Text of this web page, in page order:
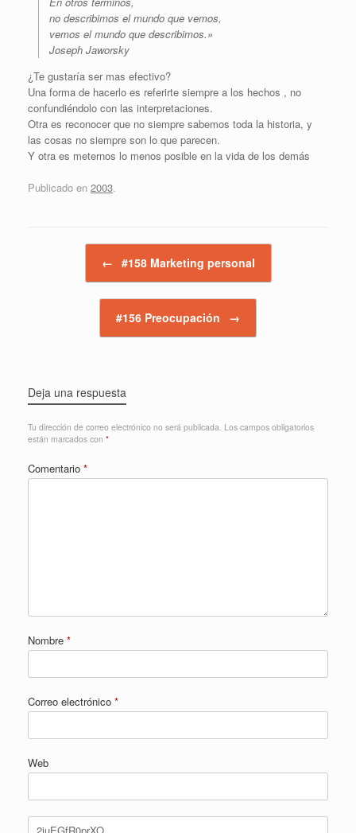
no describimos el mundo que vemos,
vemos el mundo que describimos.»
Joseph Jaworsky
¿Te gustaría ser mas efectivo?
Una forma de hacerlo es referirte siempre a los hechos , no
confundiéndolo con las interpretaciones.
Otra es reconocer que no siempre sabemos toda la historia, y
las cosas no siempre son lo que parecen.
Y otra es meternos lo menos posible en la vida de los demás
Publicado en 2003.
← #158 Marketing personal
#156 Preocupación →
Deja una respuesta
Tu dirección de correo electrónico no será publicada. Los campos obligatorios
están marcados con *
Comentario *
Nombre *
Correo electrónico *
Web